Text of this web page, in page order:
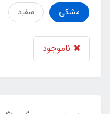
مشکی
سفید
ناموجود